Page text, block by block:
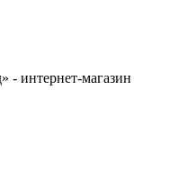
интернет-магазин